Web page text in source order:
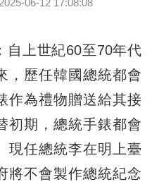
上世紀60至70年代
，歷任韓國總統都會
作為禮物贈送給其接
初期，總統手錶都會
現任總統李在明上臺
將不會製作總統紀念